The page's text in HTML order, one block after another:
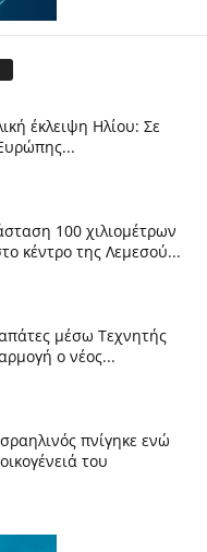
έκλειψη Ηλίου: Σε
100 χιλιομέτρων
κέντρο της Λεμεσού...
μέσω Τεχνητής
ο νέος...
πνίγηκε ενώ
του